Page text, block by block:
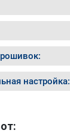
настройка: